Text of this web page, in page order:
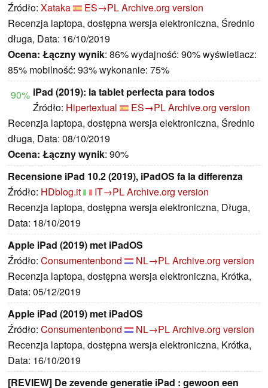
Źródło: Xataka ES→PLArchive.org version
Recenzja laptopa, dostępna wersja elektroniczna, Średnio
długa, Data: 16/10/2019
Ocena: Łączny wynik: 86% wydajność: 90% wyświetlacz:
85% mobilność: 93% wykonanie: 75%
90% iPad (2019): la tablet perfecta para todos
Źródło: Hipertextual ES→PLArchive.org version
Recenzja laptopa, dostępna wersja elektroniczna, Średnio
długa, Data: 08/10/2019
Ocena: Łączny wynik: 90%
Recensione iPad 10.2 (2019), iPadOS fa la differenza
Źródło: HDblog.it IT→PLArchive.org version
Recenzja laptopa, dostępna wersja elektroniczna, Długa,
Data: 18/10/2019
Apple iPad (2019) met iPadOS
Źródło: Consumentenbond NL→PLArchive.org version
Recenzja laptopa, dostępna wersja elektroniczna, Krótka,
Data: 05/12/2019
Apple iPad (2019) met iPadOS
Źródło: Consumentenbond NL→PLArchive.org version
Recenzja laptopa, dostępna wersja elektroniczna, Krótka,
Data: 16/10/2019
[REVIEW] De zevende generatie iPad : gewoon een